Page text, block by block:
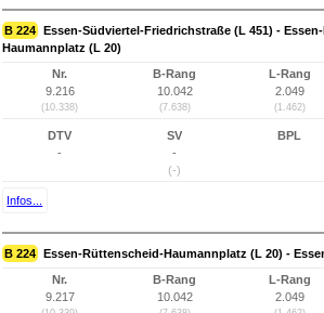
B 224 Essen-Südviertel-Friedrichstraße (L 451) -
Haumannplatz (L 20)
Nr.
9.216
(10.338)
B-Rang
10.042
(7.638)
L-Rang
2.049
(1.462)
DTV
-
SV
-
(-)
BPL
Infos...
B 224 Essen-Rüttenscheid-Haumannplatz (L 20) -
Nr.
9.217
B-Rang
10.042
L-Rang
2.049